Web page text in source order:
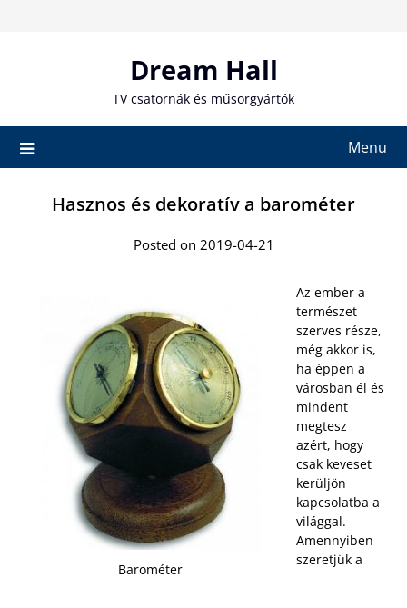
Dream Hall
TV csatornák és műsorgyártók
Menu
Hasznos és dekoratív a barométer
Posted on 2019-04-21
Barométer
Az ember a
természet
szerves része,
még akkor is,
ha éppen a
városban él és
mindent
megtesz
azért, hogy
csak keveset
kerüljön
kapcsolatba a
világgal.
Amennyiben
szeretjük a